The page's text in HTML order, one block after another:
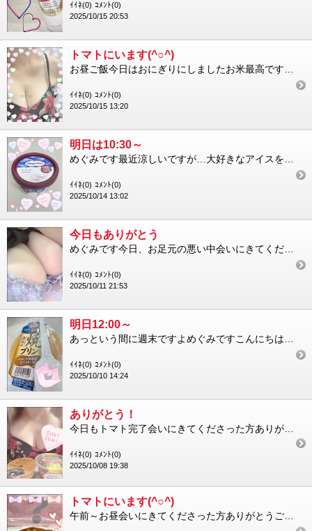
ｲｲﾈ(0) ｺﾒﾝﾄ(0)
2025/10/15 20:53
トマトにいます(^○^)
ｲｲﾈ(0) ｺﾒﾝﾄ(0)
2025/10/15 13:20
明日は10:30～
ｲｲﾈ(0) ｺﾒﾝﾄ(0)
2025/10/14 13:02
今日もありがとう
ｲｲﾈ(0) ｺﾒﾝﾄ(0)
2025/10/11 21:53
明日12:00～
ｲｲﾈ(0) ｺﾒﾝﾄ(0)
2025/10/10 14:24
ありがとう！
ｲｲﾈ(0) ｺﾒﾝﾄ(0)
2025/10/08 19:38
トマトにいます(^○^)